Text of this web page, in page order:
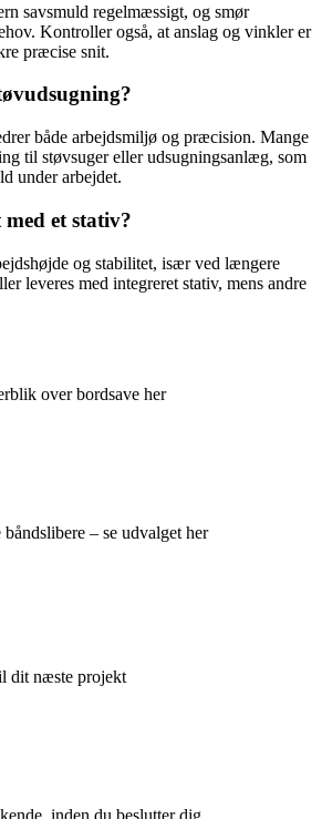
savsmuld regelmæssigt, og smør
Kontroller også, at anslag og vinkler er
præcise snit.
både arbejdsmiljø og præcision. Mange
til støvsuger eller udsugningsanlæg, som
under arbejdet.
et stativ?
og stabilitet, især ved længere
leveres med integreret stativ, mens andre
over bordsave her
– se udvalget her
dit næste projekt
inden du beslutter dig